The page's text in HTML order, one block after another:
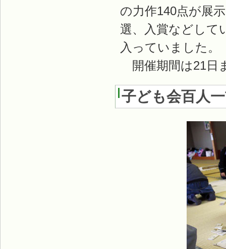
の力作140点が展
選、入賞などして
入っていました。
開催期間は21日
子ども会百人